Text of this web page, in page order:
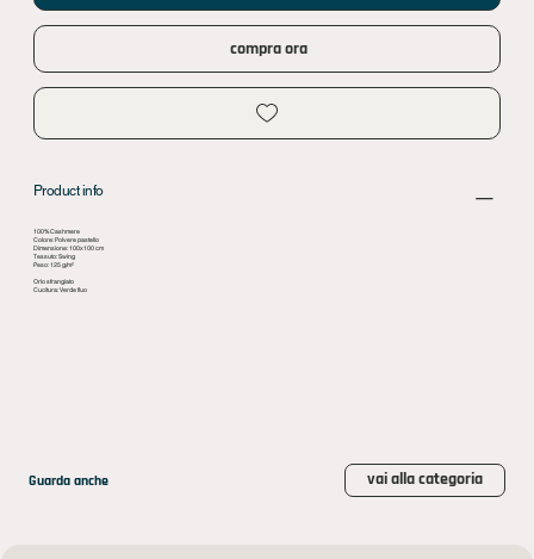
compra ora
Product info
100% Cashmere
Colore: Polvere pastello
Dimensione: 100x100 cm
Tessuto: Swing
Peso: 125 g/m²
Orlo sfrangiato
Cucitura: Verde fluo
Guarda anche vai alla categoria